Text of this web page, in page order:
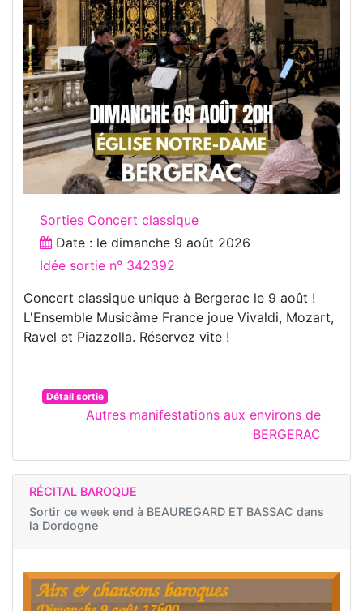
Sorties Concert classique
Date : le dimanche 9 août 2026
Idée sortie n° 342392
Concert classique unique à Bergerac le 9 août !
L'Ensemble Musicâme France joue Vivaldi, Mozart,
Ravel et Piazzolla. Réservez vite !
Détail sortie
Autres manifestations aux environs de
BERGERAC
RÉCITAL BAROQUE
Sortir ce week end à BEAUREGARD ET BASSAC dans
la Dordogne